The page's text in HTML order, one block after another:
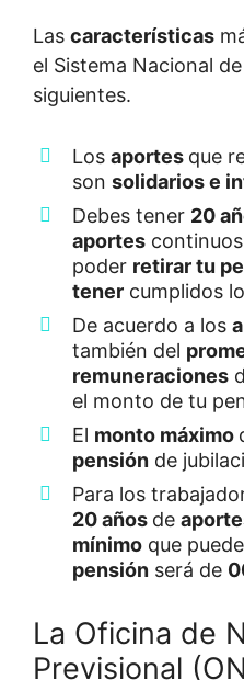
Las características
el Sistema Nacional
siguientes.
Los aportes que
son solidarios e
Debes tener 20
aportes
poder retirar tu
tener cumplidos
De acuerdo a los
también del
remuneraciones
el monto de tu
El monto máximo
pensión de
Para los
20 años de
mínimo que
pensión será de
La Oficina de
Previsional